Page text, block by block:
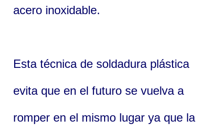
acero inoxidable.
Esta técnica de soldadura plástica
evita que en el futuro se vuelva a
romper en el mismo lugar ya que la